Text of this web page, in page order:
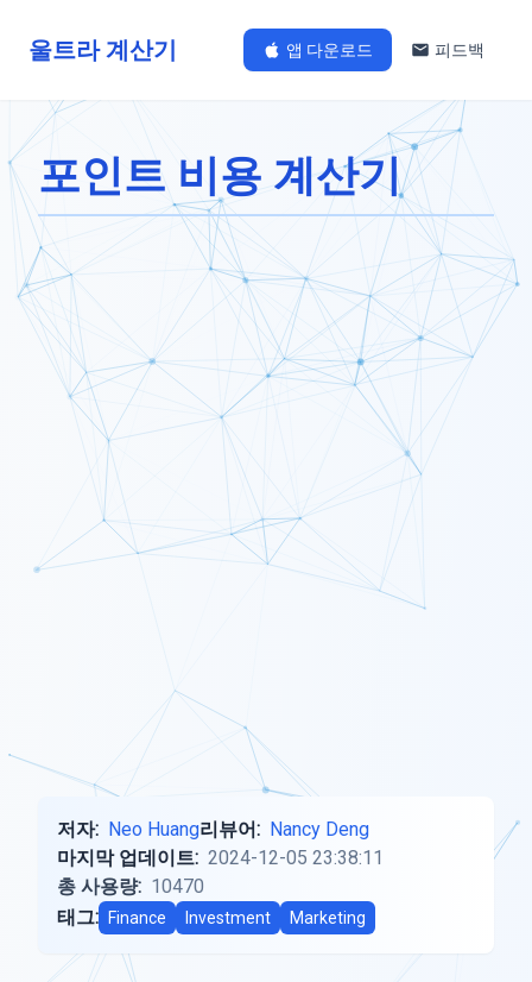
울트라 계산기 앱 다운로드 피드백
포인트 비용 계산기
저자: Neo Huang리뷰어: Nancy Deng
마지막 업데이트: 2024-12-05 23:38:11
총 사용량: 10470
태그:
Finance Investment Marketing